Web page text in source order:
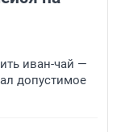
иван-чай —
допустимое